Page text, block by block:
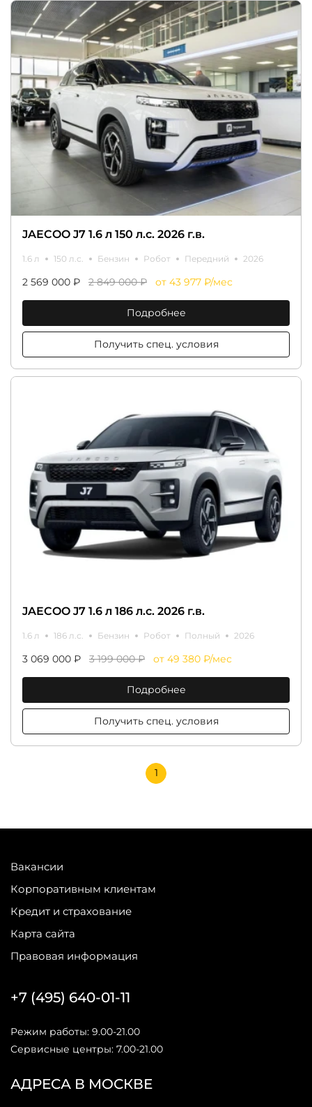
JAECOO J7 1.6 л 150 л.с. 2026 г.в.
1.6 л 150 л.с. Бензин Робот Передний 2026
2 569 000 ₽ 2 849 000 ₽ от 43 977 ₽/мес
Подробнее
Получить спец. условия
JAECOO J7 1.6 л 186 л.с. 2026 г.в.
1.6 л 186 л.с. Бензин Робот Полный 2026
3 069 000 ₽ 3 199 000 ₽ от 49 380 ₽/мес
Подробнее
Получить спец. условия
1
Вакансии
Корпоративным клиентам
Кредит и страхование
Карта сайта
Правовая информация
АДРЕСА В МОСКВЕ
+7 (495) 640-01-11
Режим работы: 9.00-21.00
Сервисные центры: 7.00-21.00